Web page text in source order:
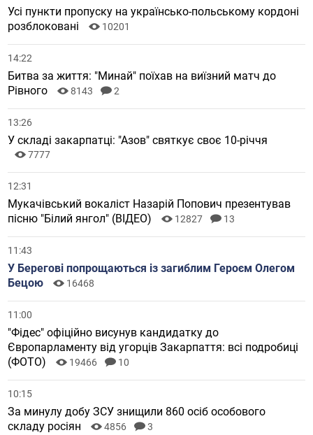
Усі пункти пропуску на українсько-польському кордоні
розблоковані
10201
14:22
Битва за життя: "Минай" поїхав на виїзний матч до
Рівного
8143 2
13:26
У складі закарпатці: "Азов" святкує своє 10-річчя
7777
12:31
Мукачівський вокаліст Назарій Попович презентував
пісню "Білий янгол" (ВІДЕО)
12827 13
11:43
У Берегові попрощаються із загиблим Героєм Олегом
Бецою
16468
11:00
"Фідес" офіційно висунув кандидатку до
Європарламенту від угорців Закарпаття: всі подробиці
(ФОТО)
19466 10
10:15
За минулу добу ЗСУ знищили 860 осіб особового
складу росіян
4856 3